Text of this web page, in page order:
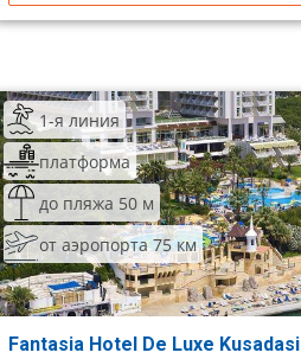
1-я линия
платформа
до пляжа 50 м
от аэропорта 75 км
Fantasia Hotel De Luxe Kusadasi